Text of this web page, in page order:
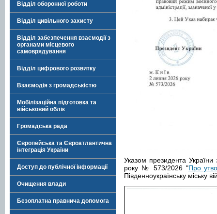
Відділ оборонної роботи
Відділ цивільного захисту
Відділ забезпечення взаємодії з
органами місцевого
самоврядування
Відділ цифрового розвитку
Взаємодія з громадськістю
Мобілізаційна підготовка та
військовий облік
Громадська рада
Європейська та Євроатлантична
інтеграція України
Доступ до публічної інформації
Очищення влади
Безоплатна правнича допомога
Указом президента
року № 573/2026 "Про
Південноукраїнську міську